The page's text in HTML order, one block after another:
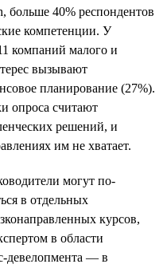
больше 40% респондентов
компетенции. У
компаний малого и
вызывают
планирование (27%).
опроса считают
решений, и
им не хватает.
могут по-
в отдельных
курсов,
в области
девелопмента — в